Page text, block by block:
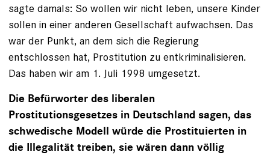
sagte damals: So wollen wir nicht leben, unsere Kinder
sollen in einer anderen Gesellschaft aufwachsen. Das
war der Punkt, an dem sich die Regierung
entschlossen hat, Prostitution zu entkriminalisieren.
Das haben wir am 1. Juli 1998 umgesetzt.
Die Befürworter des liberalen
Prostitutionsgesetzes in Deutschland sagen, das
schwedische Modell würde die Prostituierten in
die Illegalität treiben, sie wären dann völlig